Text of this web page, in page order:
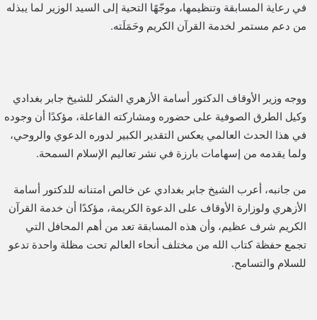
في رعاية المسابقة وتنظيمها، موجّهًا التحية إلى السيد الوزير لما يبذله
من دعم مستمر لخدمة القرآن الكريم وحَمَلَته.
ووجه وزير الأوقاف الدكتور أسامة الأزهري الشكر للشيخ جابر بغدادي
وكيل الطرق الصوفية على حضوره ومشاركته الفاعلة، مؤكدًا أن وجوده
في هذا الحدث العالمي يعكس التقدير الكبير لدوره الدعوي والروحي،
ولما يقدمه من إسهامات بارزة في نشر تعاليم الإسلام السمحة.
من جانبه، أعرب الشيخ جابر بغدادي عن خالص امتنانه للدكتور أسامة
الأزهري ولوزارة الأوقاف على الدعوة الكريمة، مؤكدًا أن خدمة القرآن
الكريم شرف عظيم، وأن هذه المسابقة تعد من أهم المحافل التي
تجمع حفظة كتاب الله من مختلف أنحاء العالم تحت مظلة واحدة تدعو
للسلام والتسامح.